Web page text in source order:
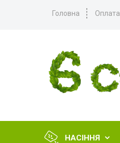
Головна Оплата
НАСІННЯ 